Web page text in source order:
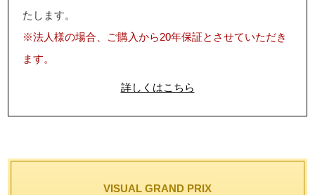
たします。
※法人様の場合、ご購入から20年保証とさせていただき
ます。
詳しくはこちら
VISUAL GRAND PRIX